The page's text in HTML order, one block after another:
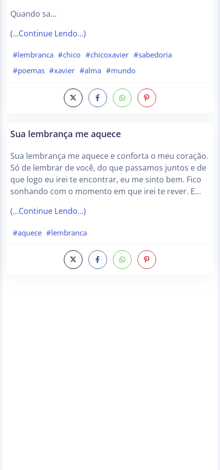
Quando sa…
(…Continue Lendo…)
#lembranca #chico #chicoxavier #sabedoria
#poemas #xavier #alma #mundo
Sua lembrança me aquece
Sua lembrança me aquece e conforta o meu coração.
Só de lembrar de você, do que passamos juntos e de
que logo eu irei te encontrar, eu me sinto bem. Fico
sonhando com o momento em que irei te rever. E…
(…Continue Lendo…)
#aquece #lembranca